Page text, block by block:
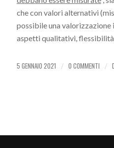
che con valori alternativi
possibile una valorizzazione
aspetti qualitativi,
5 GENNAIO 2021 / 0 COMMENTI /